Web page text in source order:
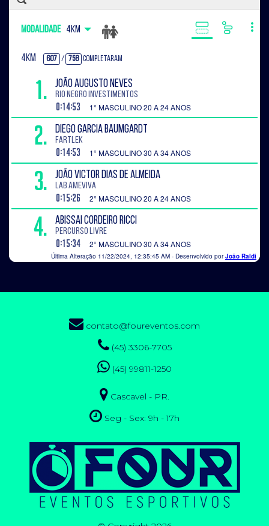
contato@foureventos.com
(45) 3306-7705
(45) 99811-1250
Cascavel - PR.
Seg - Sex: 9h - 17h